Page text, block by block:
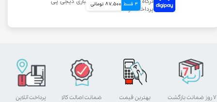
4 قسط 87,500 تومانی
بهترین قیمت پرداخت آنلاین ۷ روز ضمانت بازگشت ضمانت اصالت کالا